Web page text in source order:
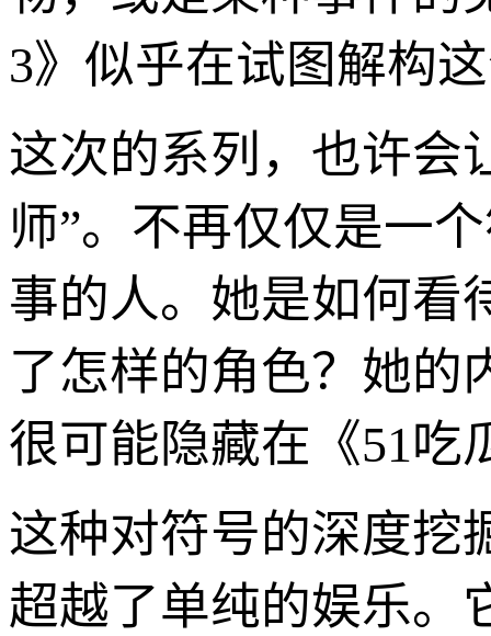
3》似乎在试图解构
这次的系列，也许会
师”。不再仅仅是一
事的人。她是如何看
了怎样的角色？她的
很可能隐藏在《51吃
这种对符号的深度挖
超越了单纯的娱乐。